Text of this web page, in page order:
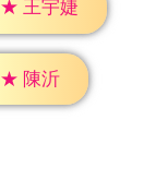
★ 王宇婕
★ 陳沂